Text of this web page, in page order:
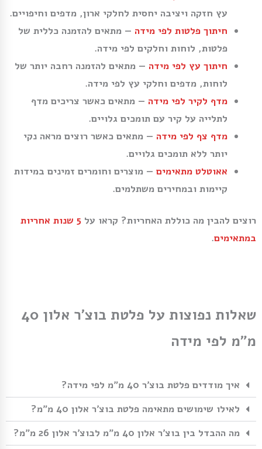
עץ חזקה ויציבה יחסית לחלקי ארון, מדפים וחיפויים.
חיתוך פלטות לפי מידה — מתאים להזמנה כללית של
פלטות, לוחות וחלקים לפי מידה.
חיתוך עץ לפי מידה — מתאים להזמנה רחבה יותר של
לוחות, מדפים וחלקי עץ לפי מידה.
מדף לקיר לפי מידה — מתאים כאשר צריכים מדף
לתלייה על קיר עם תומכים גלויים.
מדף צף לפי מידה — מתאים כאשר רוצים מראה נקי
יותר ללא תומכים גלויים.
אאוטלט מתאימים — מוצרים וחומרים זמינים במידות
קיימות ובמחירים משתלמים.
רוצים להבין מה כוללת האחריות? קראו על
5 שנות אחריות
במתאימים.
שאלות נפוצות על פלטת בוצ׳ר אלון 40
מ״מ לפי מידה
איך מודדים פלטת בוצ׳ר 40 מ״מ לפי מידה?
לאילו שימושים מתאימה פלטת בוצ׳ר אלון 40 מ״מ?
מה ההבדל בין בוצ׳ר אלון 40 מ״מ לבוצ׳ר אלון 26 מ״מ?